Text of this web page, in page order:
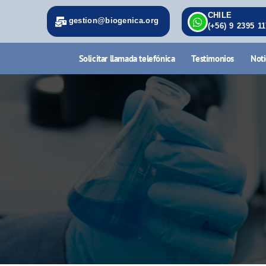
gestion@biogenica.org
CHILE
(+56) 9 2395
Solicitar llamada telefónica Testimonios